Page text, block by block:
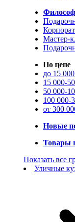
Мастер-
По цене
до 15
15 000-
50 000-
100 000-
от 300
Новые
Товары
Показать все
Уличные